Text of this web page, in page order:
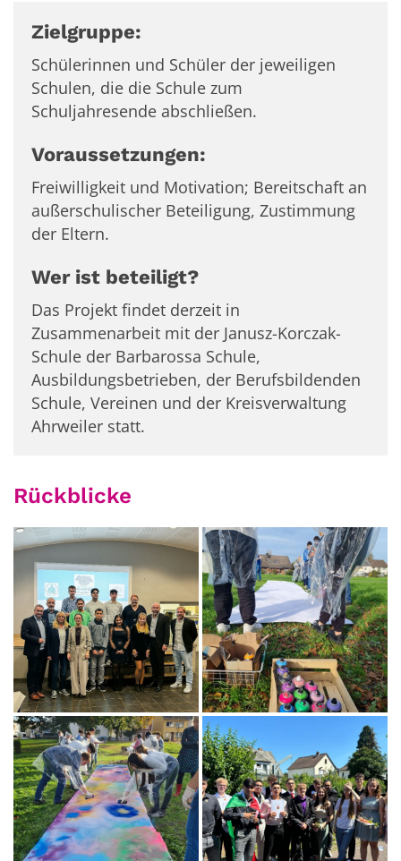
Zielgruppe:
Schülerinnen und Schüler der jeweiligen
Schulen, die die Schule zum
Schuljahresende abschließen.
Voraussetzungen:
Freiwilligkeit und Motivation; Bereitschaft an
außerschulischer Beteiligung, Zustimmung
der Eltern.
Wer ist beteiligt?
Das Projekt findet derzeit in
Zusammenarbeit mit der Janusz-Korczak-
Schule der Barbarossa Schule,
Ausbildungsbetrieben, der Berufsbildenden
Schule, Vereinen und der Kreisverwaltung
Ahrweiler statt.
Rückblicke